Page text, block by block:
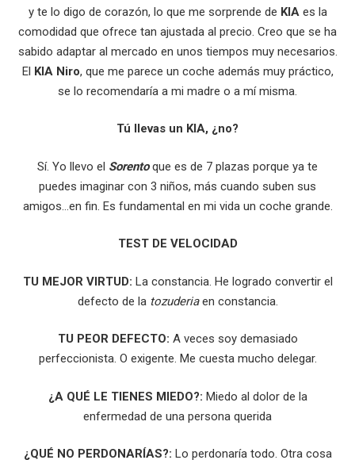
y te lo digo de corazón, lo que me sorprende de KIAes la
comodidad que ofrece tan ajustada al precio. Creo que se ha
sabido adaptar al mercado en unos tiempos muy necesarios.
El KIA Niro, que me parece un coche además muy práctico,
se lo recomendaría a mi madre o a mí misma.
Tú llevas un KIA, ¿no?
Sí. Yo llevo el Sorentoque es de 7 plazas porque ya te
puedes imaginar con 3 niños, más cuando suben sus
amigos…en fin. Es fundamental en mi vida un coche grande.
TEST DE VELOCIDAD
TU MEJOR VIRTUD: La constancia. He logrado convertir el
defecto de la tozuderiaen constancia.
TU PEOR DEFECTO: A veces soy demasiado
perfeccionista. O exigente. Me cuesta mucho delegar.
¿A QUÉ LE TIENES MIEDO?: Miedo al dolor de la
enfermedad de una persona querida
¿QUÉ NO PERDONARÍAS?: Lo perdonaría todo. Otra cosa